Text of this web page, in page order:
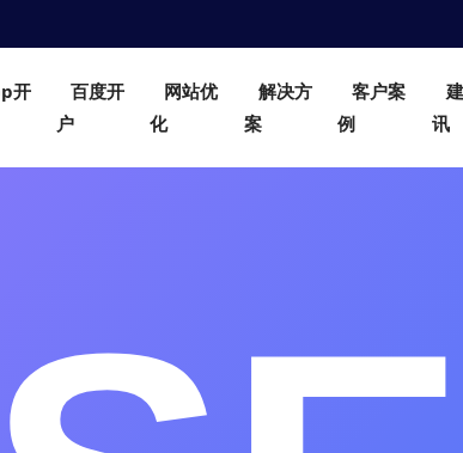
开
百度开
户
网站优
化
解决方
案
客户案
例
讯